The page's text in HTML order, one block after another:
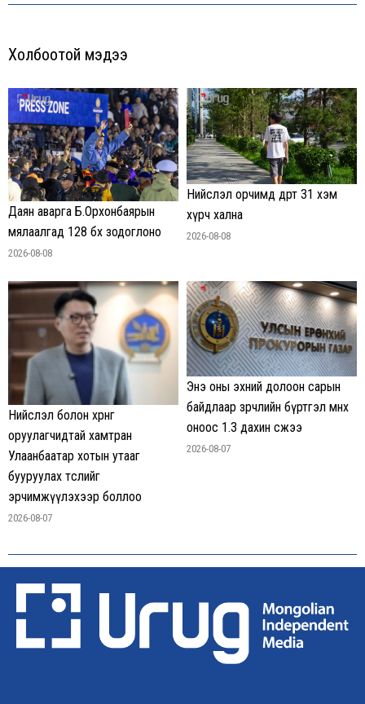
Холбоотой мэдээ
Даян аварга Б.Орхонбаярын
мялаалгад 128 бөх зодоглоно
2026-08-08
Нийслэл орчимд өдөртөө 31 хэм
хүрч хална
2026-08-08
Нийслэл болон хөрөнгө
оруулагчидтай хамтран
Улаанбаатар хотын утааг
бууруулах төслийг
эрчимжүүлэхээр боллоо
2026-08-07
Энэ оны эхний долоон сарын
байдлаар зөрчлийн бүртгэл өмнөх
оноос 1.3 дахин өсжээ
2026-08-07